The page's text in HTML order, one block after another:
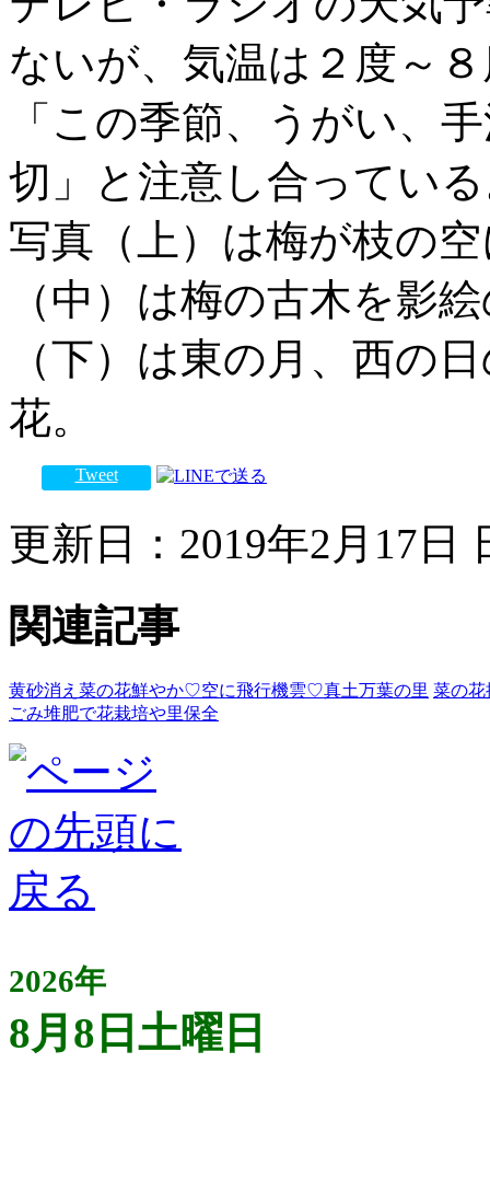
ないが、気温は２度～
「この季節、うがい、
切」と注意し合ってい
写真（上）は梅が枝の
（中）は梅の古木を影
（下）は東の月、西の
花。
Tweet
更新日：2019年2月17日
関連記事
黄砂消え菜の花鮮やか♡空に飛行機雲♡真土万葉の里 菜の
ごみ堆肥で花栽培や里保全
2026年
8月8日土曜日